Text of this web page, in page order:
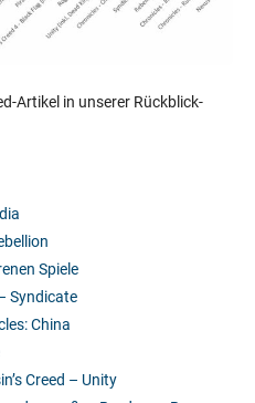
Artikel in unserer Rückblick-
Spiele
Syndicate
China
Creed – Unity